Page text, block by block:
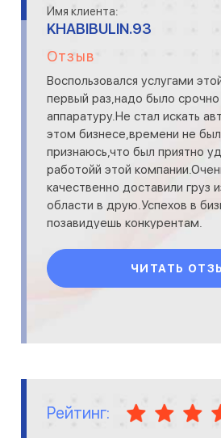
Имя клиента:
KHABIBULIN.93
Отзыв
Воспользовался услугами
первый раз,надо было
аппаратуру.Не стал искать
этом бизнесе,времени не
признаюсь,что был приятно
работойй этой
качественно доставили груз
области в друю.Успехов в
позавидуешь конкурентам.
ЧИТАТЬ
Рейтинг: